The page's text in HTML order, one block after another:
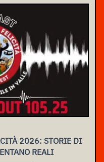
2026: STORIE DI
REALI